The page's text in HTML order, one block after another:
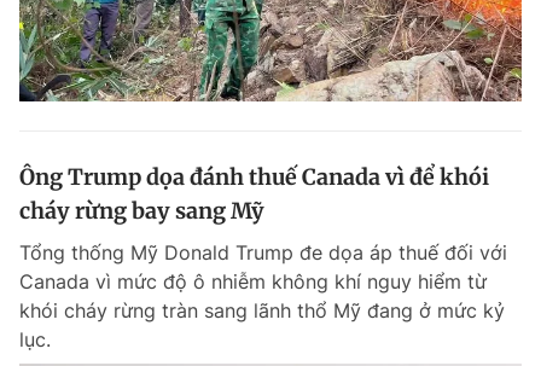
Ông Trump dọa đánh thuế Canada vì để khói
cháy rừng bay sang Mỹ
Tổng thống Mỹ Donald Trump đe dọa áp thuế đối với
Canada vì mức độ ô nhiễm không khí nguy hiểm từ
khói cháy rừng tràn sang lãnh thổ Mỹ đang ở mức kỷ
lục.